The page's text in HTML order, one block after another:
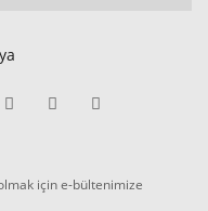
için e-bültenimize